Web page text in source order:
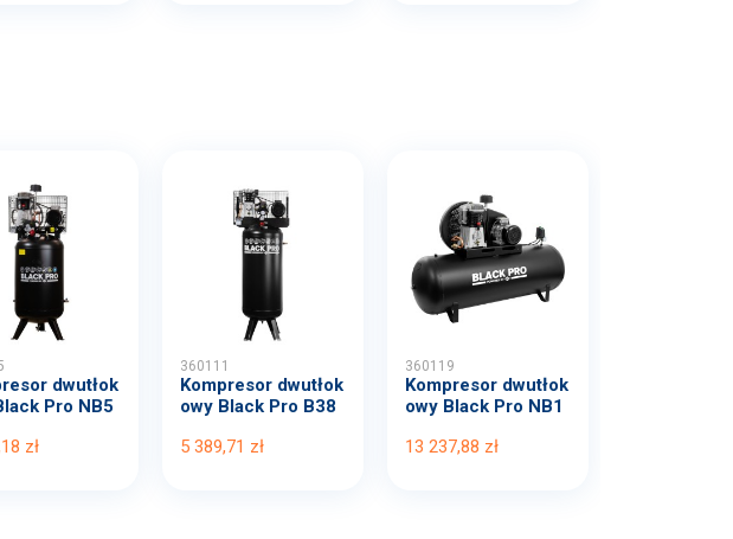
dwutłok
Pro NB5
zł
360111
Kompresor dwutłok
owy Black Pro B38
5 389,71 zł
360119
Kompresor dwutłok
owy Black Pro NB1
13 237,88 zł